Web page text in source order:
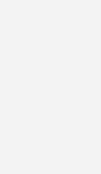
auf 40 % festgelegt. ■
Feuchte geregelt
es an